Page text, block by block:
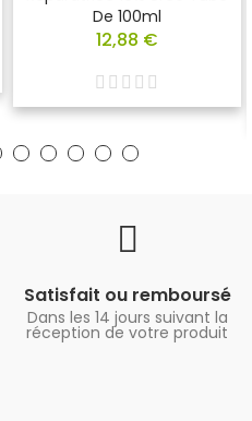
De 100ml
12,88 €
Satisfait ou remboursé
Dans les 14 jours suivant la
réception de votre produit